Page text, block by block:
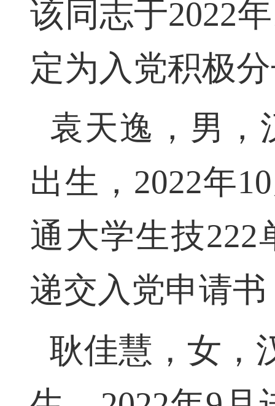
该同志于2022
定为入党积极
袁天逸，男，
出生，2022年
通大学生技
递交入党申请
耿佳慧，女，